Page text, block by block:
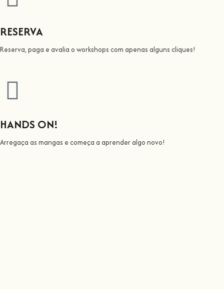
RESERVA
Reserva, paga e avalia o workshops com apenas alguns cliques!
HANDS ON!
Arregaça as mangas e começa a aprender algo novo!